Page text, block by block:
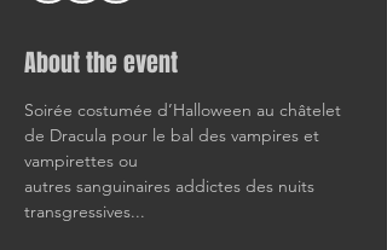
About the event
Soirée costumée d’Halloween au châtelet
de Dracula pour le bal des vampires et
vampirettes ou
autres sanguinaires addictes des nuits
transgressives...